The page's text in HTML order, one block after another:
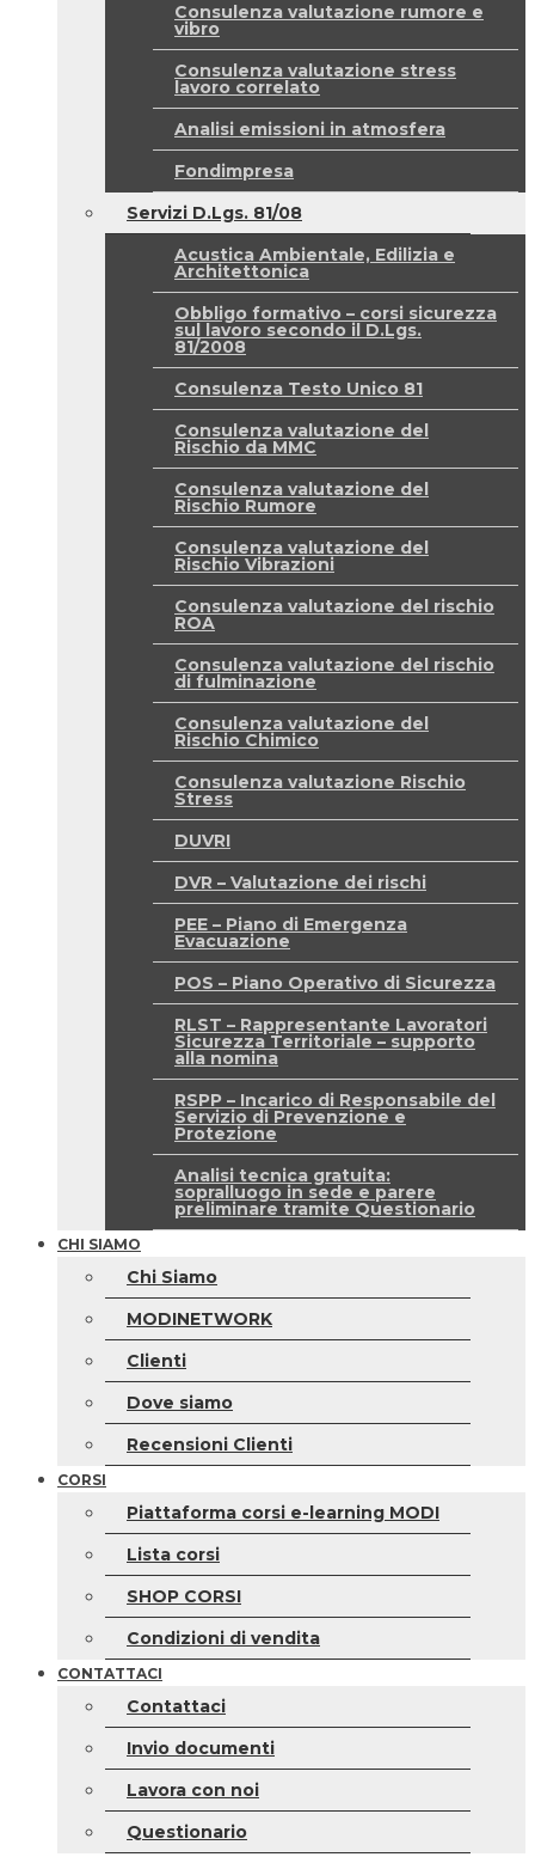
Consulenza valutazione rumore e
vibro
Consulenza valutazione stress
lavoro correlato
Analisi emissioni in atmosfera
Fondimpresa
Servizi D.Lgs. 81/08
Acustica Ambientale, Edilizia e
Architettonica
Obbligo formativo – corsi sicurezza
sul lavoro secondo il D.Lgs.
81/2008
Consulenza Testo Unico 81
Consulenza valutazione del
Rischio da MMC
Consulenza valutazione del
Rischio Rumore
Consulenza valutazione del
Rischio Vibrazioni
Consulenza valutazione del rischio
ROA
Consulenza valutazione del rischio
di fulminazione
Consulenza valutazione del
Rischio Chimico
Consulenza valutazione Rischio
Stress
DUVRI
DVR – Valutazione dei rischi
PEE – Piano di Emergenza
Evacuazione
POS – Piano Operativo di Sicurezza
RLST – Rappresentante Lavoratori
Sicurezza Territoriale – supporto
alla nomina
RSPP – Incarico di Responsabile del
Servizio di Prevenzione e
Protezione
Analisi tecnica gratuita:
sopralluogo in sede e parere
preliminare tramite Questionario
CHI SIAMO
Chi Siamo
MODINETWORK
Clienti
Dove siamo
Recensioni Clienti
CORSI
Piattaforma corsi e-learning MODI
Lista corsi
SHOP CORSI
Condizioni di vendita
CONTATTACI
Contattaci
Invio documenti
Lavora con noi
Questionario